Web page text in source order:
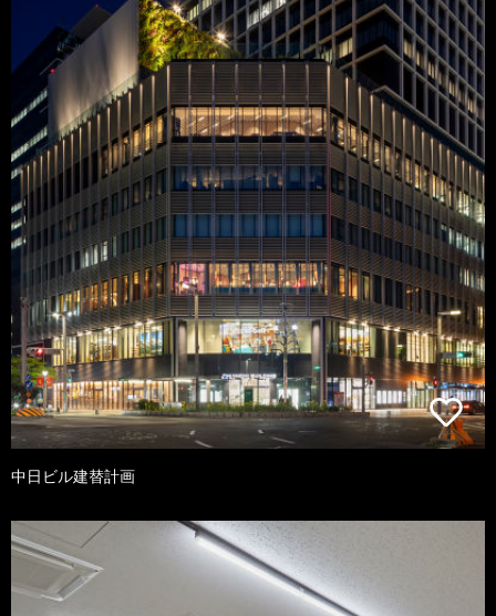
中日ビル建替計画